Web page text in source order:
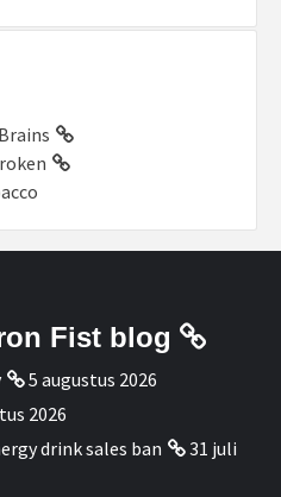
Fist blog
5 augustus 2026
2026
drink sales ban
31 juli